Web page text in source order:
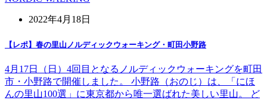
2022年4月18日
【レポ】春の里山ノルディックウォーキング・町田小野路
4月17日（日）4回目となるノルディックウォーキングを町田
市・小野路で開催しました。 小野路（おのじ）は、「にほ
んの里山100選」に東京都から唯一選ばれた美しい里山。 ど